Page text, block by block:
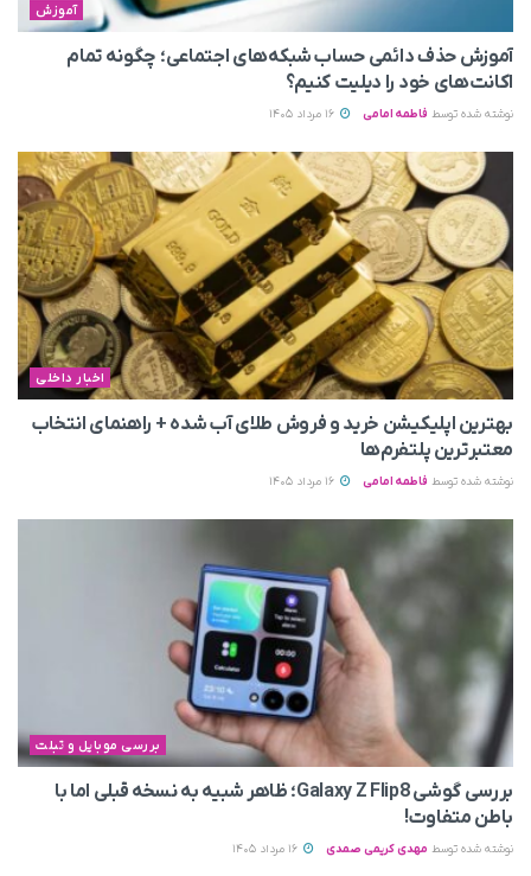
آموزش
آموزش حذف دائمی حساب شبکه‌های اجتماعی؛ چگونه تمام
اکانت‌های خود را دیلیت کنیم؟
نوشته شده توسط فاطمه امامی
اخبار داخلی
بهترین اپلیکیشن خرید و فروش طلای آب شده + راهنمای انتخاب
معتبرترین پلتفرم‌ها
نوشته شده توسط فاطمه امامی
بررسی موبایل و تبلت
بررسی گوشی Galaxy Z Flip8؛ ظاهر شبیه به نسخه قبلی اما با
باطن متفاوت!
نوشته شده توسط مهدی کریمی صمدی